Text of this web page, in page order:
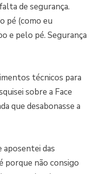
de segurança.
pé (como eu
e pelo pé. Segurança
técnicos para
sobre a Face
que desabonasse a
aposentei das
porque não consigo